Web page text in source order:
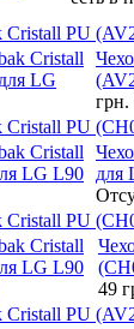
Cristall PU
грн.
Cristall PU
для
Cristall PU
49
Cristall PU